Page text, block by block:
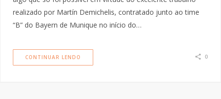
realizado por Martín Demichelis, contratado junto ao time
“B” do Bayern de Munique no início do…
CONTINUAR LENDO 0